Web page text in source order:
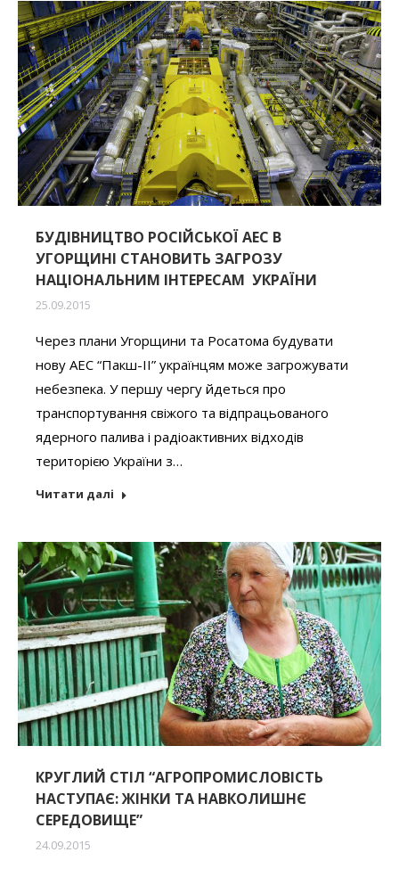
БУДІВНИЦТВО РОСІЙСЬКОЇ АЕС В
УГОРЩИНІ СТАНОВИТЬ ЗАГРОЗУ
НАЦІОНАЛЬНИМ ІНТЕРЕСАМ УКРАЇНИ
25.09.2015
Через плани Угорщини та Росатома будувати
нову АЕС “Пакш-ІІ” українцям може загрожувати
небезпека. У першу чергу йдеться про
транспортування свіжого та відпрацьованого
ядерного палива і радіоактивних відходів
територією України з…
Читати далі
КРУГЛИЙ СТІЛ “АГРОПРОМИСЛОВІСТЬ
НАСТУПАЄ: ЖІНКИ ТА НАВКОЛИШНЄ
СЕРЕДОВИЩЕ”
24.09.2015